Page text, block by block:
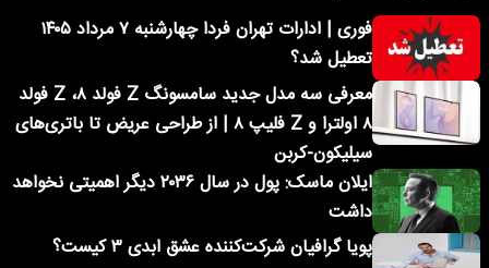
فوری | ادارات تهران فردا چهارشنبه ۷ مرداد ۱۴۰۵
تعطیل شد؟
معرفی سه مدل جدید سامسونگ Z فولد ۸، Z فولد
۸ اولترا و Z فلیپ ۸ | از طراحی عریض تا باتری‌های
سیلیکون-کربن
ایلان ماسک: پول در سال ۲۰۳۶ دیگر اهمیتی نخواهد
داشت
پویا گرافیان شرکت‌کننده عشق ابدی ۳ کیست؟